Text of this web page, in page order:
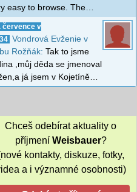
easy to browse. The…
července v
Vondrová Evženie v
Rožňák: Tak to jsme
,můj děda se jmenoval
já jsem v Kojetíně…
Chceš odebírat aktuality o
příjmení Weisbauer?
kontakty, diskuze, fotky,
a i významné osobnosti)